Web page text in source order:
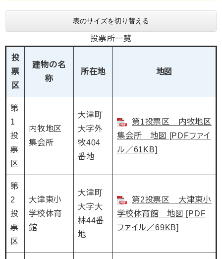
表のサイズを切り替える
投票所一覧
投
票
区
建物の名
称
所在地 地図
第
1
投
票
区
内牧地区
集会所
大津町
大字外
牧404
番地
第1投票区 内牧地区
集会所 地図 [PDFファイ
ル／61KB]
第
2
投
票
区
大津東小
学校体育
館
大津町
大字大
林44番
地
第2投票区 大津東小
学校体育館 地図 [PDF
ファイル／69KB]